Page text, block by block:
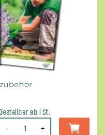
Bestellbar ab 1 St.
- +